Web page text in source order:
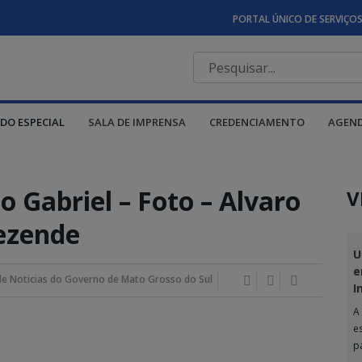
PORTAL ÚNICO DE SERVIÇOS
ESPECIAL SALA DE IMPRENSA CREDENCIAMENTO
Gabriel – Foto – Alvaro
Noticias do Governo de Mato Grosso do Sul
A